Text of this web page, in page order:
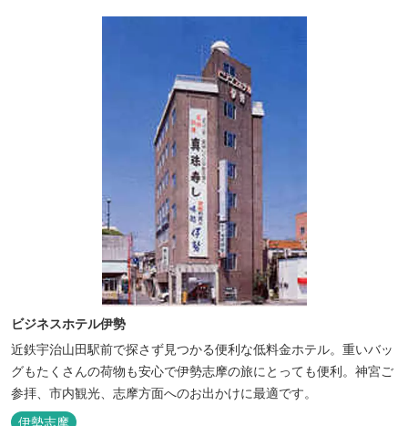
ビジネスホテル伊勢
近鉄宇治山田駅前で探さず見つかる便利な低料金ホテル。重いバッ
グもたくさんの荷物も安心で伊勢志摩の旅にとっても便利。神宮ご
参拝、市内観光、志摩方面へのお出かけに最適です。
伊勢志摩